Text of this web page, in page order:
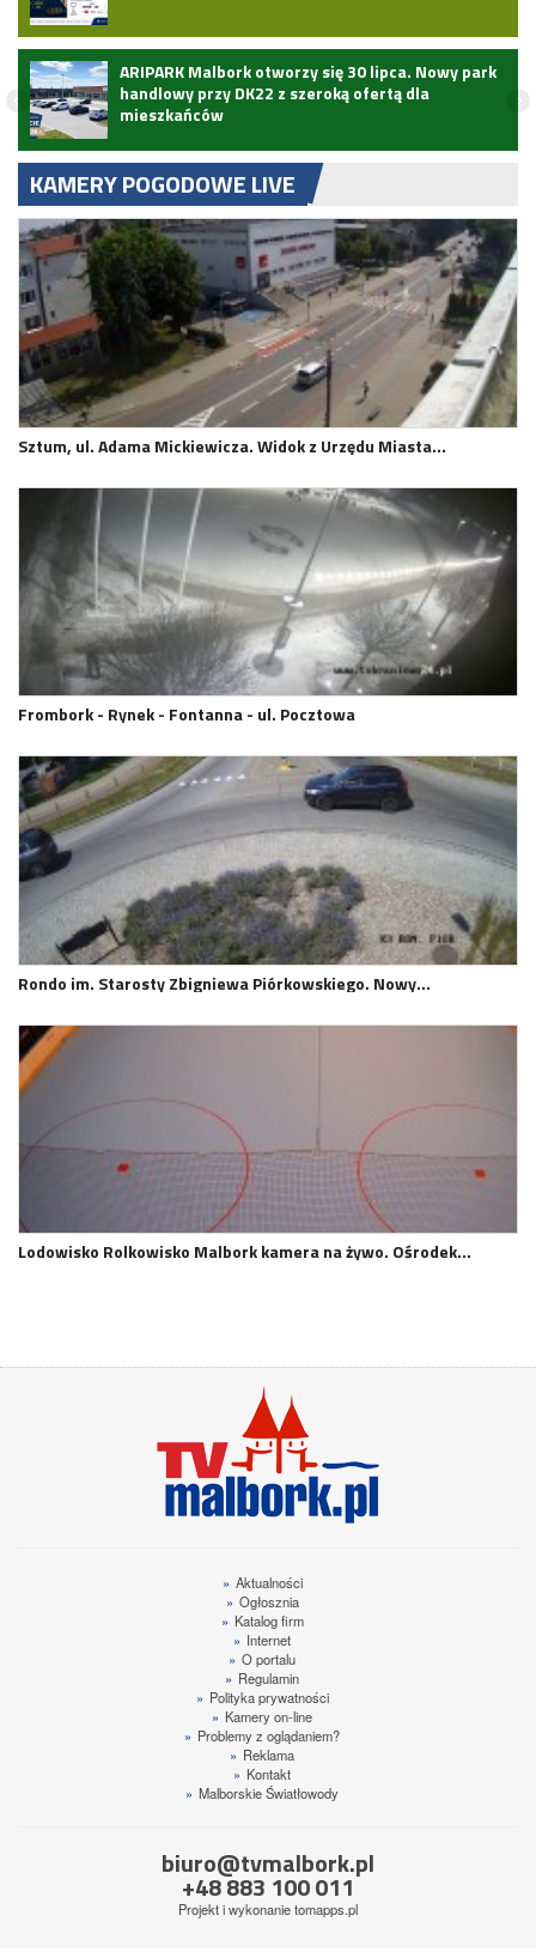
ARIPARK Malbork otworzy się 30 lipca. Nowy park
handlowy przy DK22 z szeroką ofertą dla
mieszkańców
KAMERY POGODOWE LIVE
Sztum, ul. Adama Mickiewicza. Widok z Urzędu Miasta…
Frombork - Rynek - Fontanna - ul. Pocztowa
Rondo im. Starosty Zbigniewa Piórkowskiego. Nowy…
Lodowisko Rolkowisko Malbork kamera na żywo. Ośrodek…
» Aktualności
» Ogłosznia
» Katalog firm
» Internet
» O portalu
» Regulamin
» Polityka prywatności
» Kamery on-line
» Problemy z oglądaniem?
» Reklama
» Kontakt
» Malborskie Światłowody
biuro@tvmalbork.pl
+48 883 100 011
Projekt i wykonanietomapps.pl